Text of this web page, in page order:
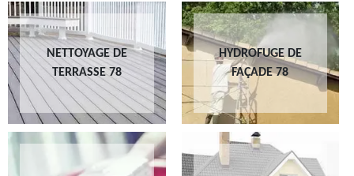
NETTOYAGE DE
TERRASSE 78
HYDROFUGE DE
FAÇADE 78